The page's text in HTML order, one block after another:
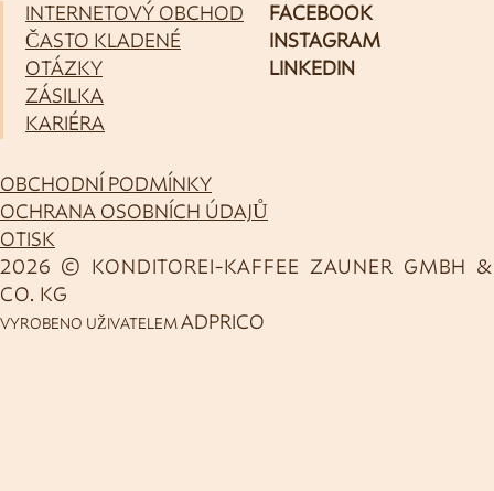
INTERNETOVÝ OBCHOD
ČASTO KLADENÉ
OTÁZKY
ZÁSILKA
KARIÉRA
FACEBOOK
INSTAGRAM
LINKEDIN
2026 © KONDITOREI-KAFFEE ZAUNER GMBH &
CO. KG
OBCHODNÍ PODMÍNKY
OCHRANA OSOBNÍCH ÚDAJŮ
OTISK
VYROBENO UŽIVATELEM ADPRICO